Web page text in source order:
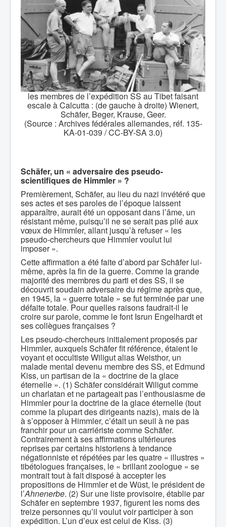
les membres de l’expédition SS au Tibet faisant
escale à Calcutta : (de gauche à droite) Wienert,
Schäfer, Beger, Krause, Geer.
(Source : Archives fédérales allemandes, réf. 135-
KA-01-039 / CC-BY-SA 3.0)
Schäfer, un « adversaire des pseudo-
scientifiques de Himmler » ?
Premièrement, Schäfer, au lieu du nazi invétéré que
ses actes et ses paroles de l’époque laissent
apparaître, aurait été un opposant dans l’âme, un
résistant même, puisqu’il ne se serait pas plié aux
vœux de Himmler, allant jusqu’à refuser « les
pseudo-chercheurs que Himmler voulut lui
imposer ».
Cette affirmation a été faite d’abord par Schäfer lui-
même, après la fin de la guerre. Comme la grande
majorité des membres du parti et des SS, il se
découvrit soudain adversaire du régime après que,
en 1945, la « guerre totale » se fut terminée par une
défaite totale. Pour quelles raisons faudrait-il le
croire sur parole, comme le font Isrun Engelhardt et
ses collègues françaises ?
Les pseudo-chercheurs initialement proposés par
Himmler, auxquels Schäfer fit référence, étaient le
voyant et occultiste Wiligut alias Weisthor, un
malade mental devenu membre des SS, et Edmund
Kiss, un partisan de la « doctrine de la glace
éternelle ». (1) Schäfer considérait Wiligut comme
un charlatan et ne partageait pas l’enthousiasme de
Himmler pour la doctrine de la glace éternelle (tout
comme la plupart des dirigeants nazis), mais de là
à s’opposer à Himmler, c’était un seuil à ne pas
franchir pour un carriériste comme Schäfer.
Contrairement à ses affirmations ultérieures
reprises par certains historiens à tendance
négationniste et répétées par les quatre « illustres »
tibétologues françaises, le « brillant zoologue » se
montrait tout à fait disposé à accepter les
propositions de Himmler et de Wüst, le président de
l’Ahnenerbe. (2) Sur une liste provisoire, établie par
Schäfer en septembre 1937, figurent les noms des
treize personnes qu’il voulut voir participer à son
expédition. L’un d’eux est celui de Kiss. (3)